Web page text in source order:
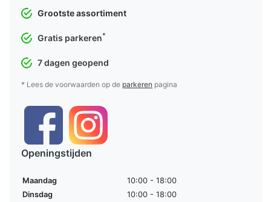
Grootste assortiment
Gratis parkeren*
7 dagen geopend
* Lees de voorwaarden op de parkeren pagina
Openingstijden
Maandag
10:00 - 18:00
Dinsdag
10:00 - 18:00